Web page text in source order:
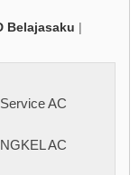
Belajasaku |
Service AC
AC